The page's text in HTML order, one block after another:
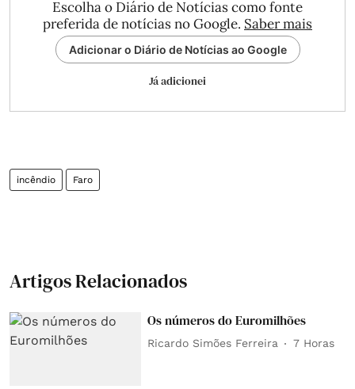
Escolha o Diário de Notícias como fonte
preferida de notícias no Google. Saber mais
Adicionar o Diário de Notícias ao Google
Já adicionei
incêndio Faro
Artigos Relacionados
Os números do Euromilhões
Ricardo Simões Ferreira 7 Horas